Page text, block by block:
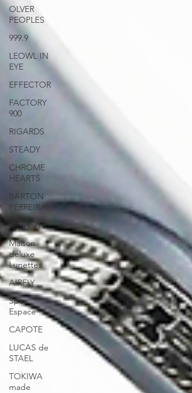
OLVER
PEOPLES
999.9
LEOWL IN
EYE
EFFECTOR
FACTORY
900
RIGARDS
STEADY
CHROME
HEARTS
BARTON
PERREIRA
PARASITE
Maison
deluxe
Lunettes
AIRFLY
Spec
Espace
CAPOTE
LUCAS de
STAEL
TOKIWA
made